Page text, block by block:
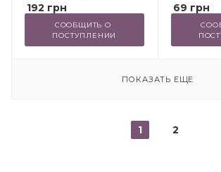
192 грн
СООБЩИТЬ О
ПОСТУПЛЕНИИ
69 грн
ПОКАЗАТЬ ЕЩЕ
1 2